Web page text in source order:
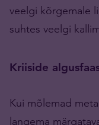
veelgi kõrgemale
suhtes veelgi
Kriiside
Kui mõlemad
langema